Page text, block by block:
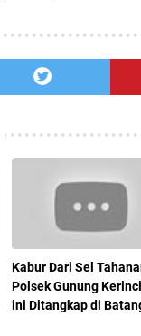
Kabur Dari Sel
Polsek Gunung
ini Ditangkap di